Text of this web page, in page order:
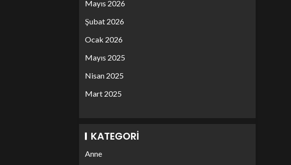
Mayıs 2026
Şubat 2026
Ocak 2026
Mayıs 2025
Nisan 2025
Mart 2025
KATEGORI
Anne